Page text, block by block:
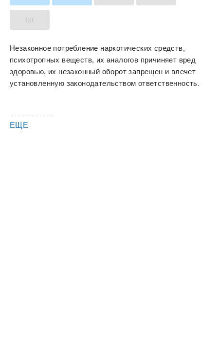
txt
Незаконное потребление наркотических средств,
психотропных веществ, их аналогов причиняет вред
здоровью, их незаконный оборот запрещен и влечет
установленную законодательством ответственность.
ЕЩЕ